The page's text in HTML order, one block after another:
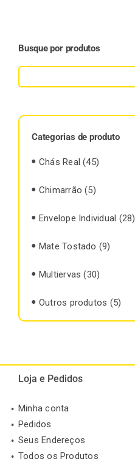
Busque por produtos
Categorias de produto
Chás Real (45)
Chimarrão (5)
Envelope Individual (28)
Mate Tostado (9)
Multiervas (30)
Outros produtos (5)
Loja e Pedidos
Minha conta
Pedidos
Seus Endereços
Todos os Produtos